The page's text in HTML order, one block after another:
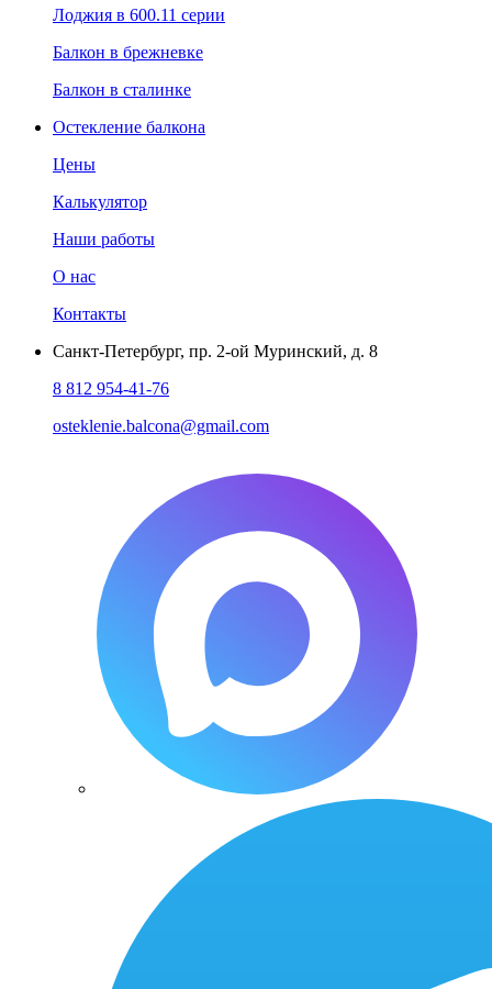
Лоджия в 600.11 серии
Балкон в брежневке
Балкон в сталинке
Остекление балкона
Цены
Калькулятор
Наши работы
О нас
Контакты
Санкт-Петербург, пр. 2-ой Муринский, д. 8
8 812 954-41-76
osteklenie.balcona@gmail.com